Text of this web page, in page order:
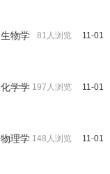
11-01
81人浏览
物学
11-01
197人浏览
学学
11-01
148人浏览
理学